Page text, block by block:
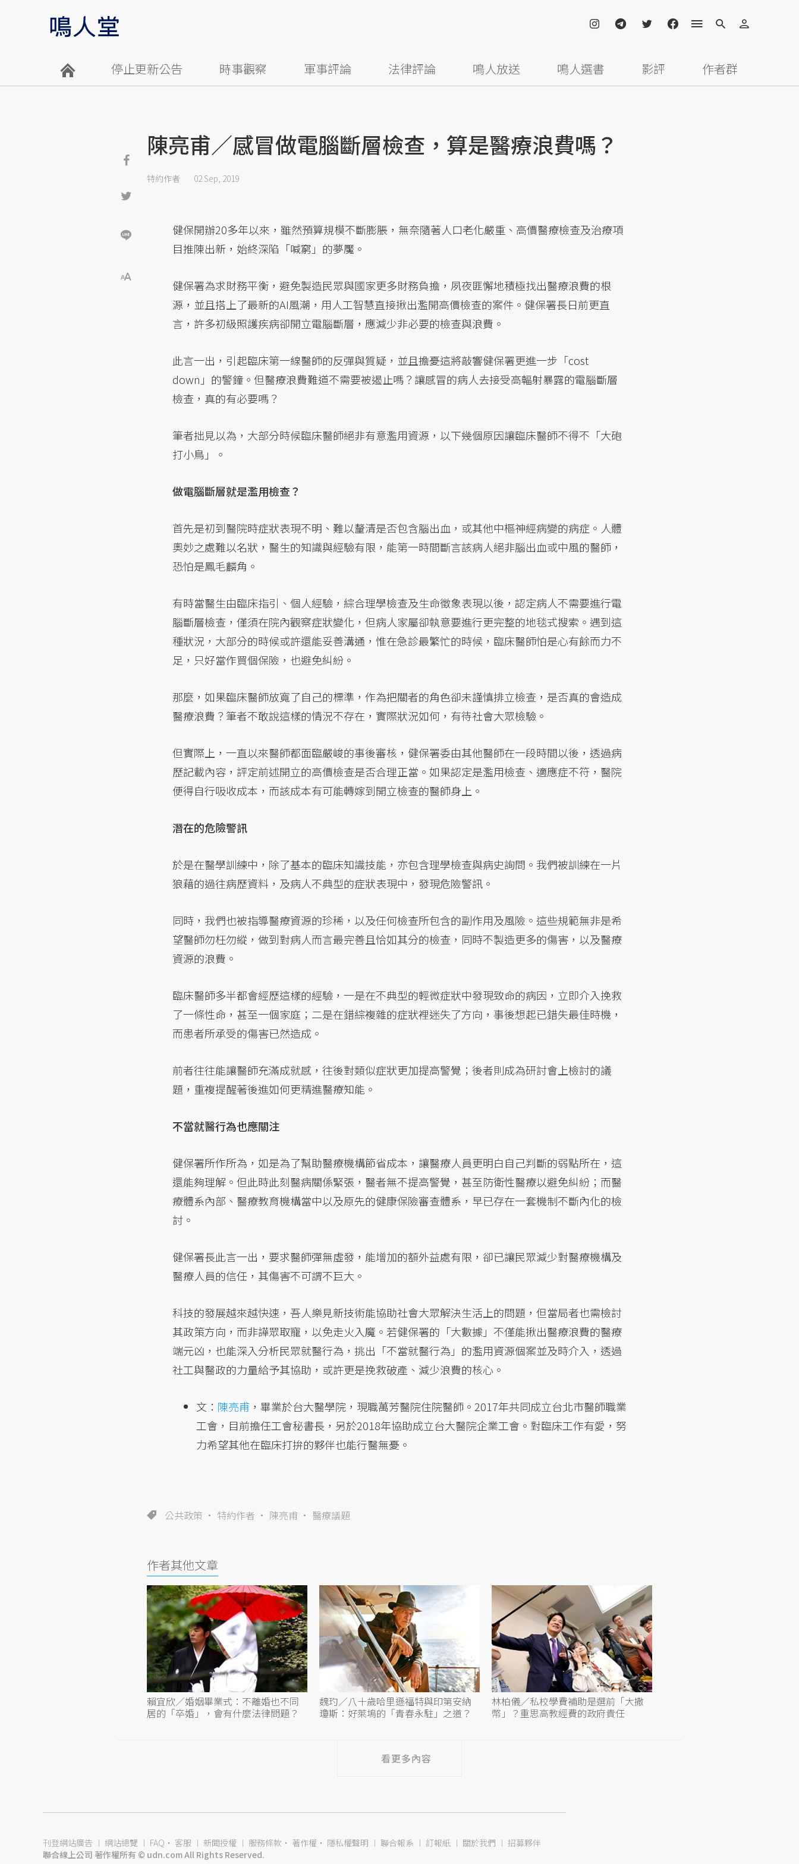
停止更新公告 時事觀察 軍事評論 法律評論 鳴人放送 鳴人選書 影評 作者群
陳亮甫／感冒做電腦斷層檢查，算是醫療浪費嗎？
特約作者 02 Sep, 2019
健保開辦20多年以來，雖然預算規模不斷膨脹，無奈隨著人口老化嚴重、高價醫療檢查及治療項
目推陳出新，始終深陷「喊窮」的夢魘。
健保署為求財務平衡，避免製造民眾與國家更多財務負擔，夙夜匪懈地積極找出醫療浪費的根
源，並且搭上了最新的AI風潮，用人工智慧直接揪出濫開高價檢查的案件。健保署長日前更直
言，許多初級照護疾病卻開立電腦斷層，應減少非必要的檢查與浪費。
此言一出，引起臨床第一線醫師的反彈與質疑，並且擔憂這將敲響健保署更進一步「cost
down」的警鐘。但醫療浪費難道不需要被遏止嗎？讓感冒的病人去接受高輻射暴露的電腦斷層
檢查，真的有必要嗎？
筆者拙見以為，大部分時候臨床醫師絕非有意濫用資源，以下幾個原因讓臨床醫師不得不「大砲
打小鳥」。
做電腦斷層就是濫用檢查？
首先是初到醫院時症狀表現不明、難以釐清是否包含腦出血，或其他中樞神經病變的病症。人體
奧妙之處難以名狀，醫生的知識與經驗有限，能第一時間斷言該病人絕非腦出血或中風的醫師，
恐怕是鳳毛麟角。
有時當醫生由臨床指引、個人經驗，綜合理學檢查及生命徵象表現以後，認定病人不需要進行電
腦斷層檢查，僅須在院內觀察症狀變化，但病人家屬卻執意要進行更完整的地毯式搜索。遇到這
種狀況，大部分的時候或許還能妥善溝通，惟在急診最繁忙的時候，臨床醫師怕是心有餘而力不
足，只好當作買個保險，也避免糾紛。
那麼，如果臨床醫師放寬了自己的標準，作為把關者的角色卻未謹慎排立檢查，是否真的會造成
醫療浪費？筆者不敢說這樣的情況不存在，實際狀況如何，有待社會大眾檢驗。
但實際上，一直以來醫師都面臨嚴峻的事後審核，健保署委由其他醫師在一段時間以後，透過病
歷記載內容，評定前述開立的高價檢查是否合理正當。如果認定是濫用檢查、適應症不符，醫院
便得自行吸收成本，而該成本有可能轉嫁到開立檢查的醫師身上。
潛在的危險警訊
於是在醫學訓練中，除了基本的臨床知識技能，亦包含理學檢查與病史詢問。我們被訓練在一片
狼藉的過往病歷資料，及病人不典型的症狀表現中，發現危險警訊。
同時，我們也被指導醫療資源的珍稀，以及任何檢查所包含的副作用及風險。這些規範無非是希
望醫師勿枉勿縱，做到對病人而言最完善且恰如其分的檢查，同時不製造更多的傷害，以及醫療
資源的浪費。
臨床醫師多半都會經歷這樣的經驗，一是在不典型的輕微症狀中發現致命的病因，立即介入挽救
了一條性命，甚至一個家庭；二是在錯綜複雜的症狀裡迷失了方向，事後想起已錯失最佳時機，
而患者所承受的傷害已然造成。
前者往往能讓醫師充滿成就感，往後對類似症狀更加提高警覺；後者則成為研討會上檢討的議
題，重複提醒著後進如何更精進醫療知能。
不當就醫行為也應關注
健保署所作所為，如是為了幫助醫療機構節省成本，讓醫療人員更明白自己判斷的弱點所在，這
還能夠理解。但此時此刻醫病關係緊張，醫者無不提高警覺，甚至防衛性醫療以避免糾紛；而醫
療體系內部、醫療教育機構當中以及原先的健康保險審查體系，早已存在一套機制不斷內化的檢
討。
健保署長此言一出，要求醫師彈無虛發，能增加的額外益處有限，卻已讓民眾減少對醫療機構及
醫療人員的信任，其傷害不可謂不巨大。
科技的發展越來越快速，吾人樂見新技術能協助社會大眾解決生活上的問題，但當局者也需檢討
其政策方向，而非譁眾取寵，以免走火入魔。若健保署的「大數據」不僅能揪出醫療浪費的醫療
端元凶，也能深入分析民眾就醫行為，挑出「不當就醫行為」的濫用資源個案並及時介入，透過
社工與醫政的力量給予其協助，或許更是挽救破產、減少浪費的核心。
文： 陳亮甫，畢業於台大醫學院，現職萬芳醫院住院醫師。2017年共同成立台北市醫師職業
工會，目前擔任工會秘書長，另於2018年協助成立台大醫院企業工會。對臨床工作有愛，努
力希望其他在臨床打拚的夥伴也能行醫無憂。
公共政策 特約作者 陳亮甫 醫療議題
作者其他文章
賴宜欣／婚姻畢業式：不離婚也不同
居的「卒婚」，會有什麼法律問題？
魏玓／八十歲哈里遜福特與印第安納
瓊斯：好萊塢的「青春永駐」之道？
林柏儀／私校學費補助是選前「大撒
幣」？重思高教經費的政府責任
看更多內容
刊登網站廣告 ︱ 網站總覽 ︱ FAQ ‧ 客服 ︱ 新聞授權 ︱ 服務條款 ‧ 著作權 ‧ 隱私權聲明 ︱ 聯合報系 ︱ 訂報紙 ︱ 關於我們 ︱ 招募夥伴
聯合線上公司 著作權所有 © udn.com All Rights Reserved.